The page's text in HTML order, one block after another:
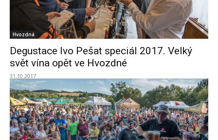
Hvozdná
Degustace Ivo Pešat speciál 2017. Velký
svět vína opět ve Hvozdné
31.10.2017